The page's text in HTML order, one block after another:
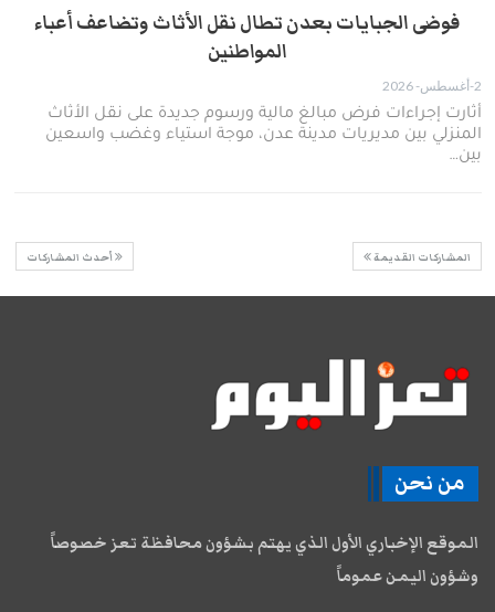
فوضى الجبايات بعدن تطال نقل الأثاث وتضاعف أعباء
المواطنين
2-أغسطس- 2026
أثارت إجراءات فرض مبالغ مالية ورسوم جديدة على نقل الأثاث
المنزلي بين مديريات مدينة عدن، موجة استياء وغضب واسعين
بين…
المشاركات القديمة أحدث المشاركات
من نحن
الموقع الإخباري الأول الذي يهتم بشؤون محافظة تعز خصوصاً
وشؤون اليمن عموماً